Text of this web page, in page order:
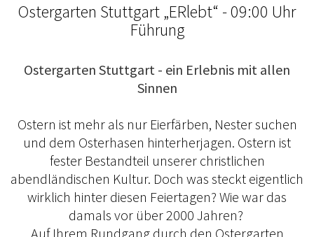
Ostergarten Stuttgart „ERlebt“ - 09:00 Uhr
Führung
Ostergarten Stuttgart - ein Erlebnis mit allen
Sinnen
Ostern ist mehr als nur Eierfärben, Nester suchen
und dem Osterhasen hinterherjagen. Ostern ist
fester Bestandteil unserer christlichen
abendländischen Kultur. Doch was steckt eigentlich
wirklich hinter diesen Feiertagen? Wie war das
damals vor über 2000 Jahren?
Auf Ihrem Rundgang durch den Ostergarten